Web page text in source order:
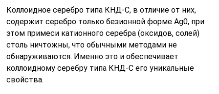
Коллоидное серебро типа КНД-С, в отличие от них,
содержит серебро только безионной форме Ag0, при
этом примеси катионного серебра (оксидов, солей)
столь ничтожны, что обычными методами не
обнаруживаются. Именно это и обеспечивает
коллоидному серебру типа КНД-С его уникальные
свойства.